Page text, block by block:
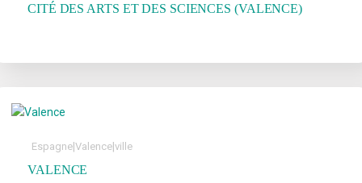
CITÉ DES ARTS ET DES SCIENCES (VALENCE)
Espagne Valence ville
VALENCE